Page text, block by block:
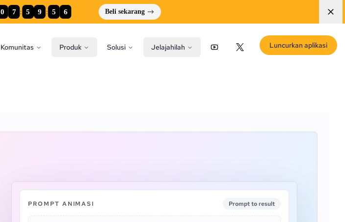
0 7 : 5 9 : 5 5 Beli sekarang
Komunitas Produk Solusi Jelajahilah YouTubeX (Twitter)
Luncurkan aplikasi
PROMPT ANIMASI Prompt to result